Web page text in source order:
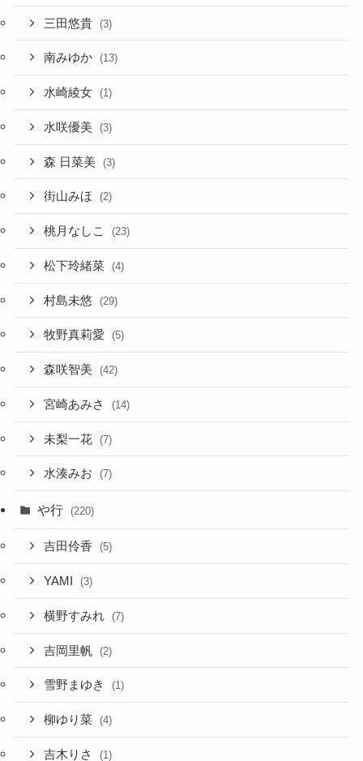
三田悠貴 (3)
南みゆか (13)
水崎綾女 (1)
水咲優美 (3)
森 日菜美 (3)
街山みほ (2)
桃月なしこ (23)
松下玲緒菜 (4)
村島未悠 (29)
牧野真莉愛 (5)
森咲智美 (42)
宮崎あみさ (14)
未梨一花 (7)
水湊みお (7)
や行 (220)
吉田伶香 (5)
YAMI (3)
横野すみれ (7)
吉岡里帆 (2)
雪野まゆき (1)
柳ゆり菜 (4)
吉木りさ (1)